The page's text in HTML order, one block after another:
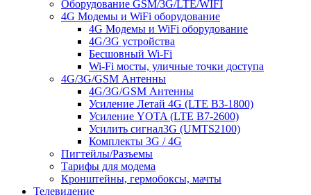
Оборудование GSM/3G/LTE/WIFI
4G Модемы и WiFi оборудование
4G Модемы и WiFi оборудование
4G/3G устройства
Бесшовный Wi-Fi
Wi-Fi мосты, уличные точки доступа
4G/3G/GSM Антенны
4G/3G/GSM Антенны
Усиление Летай 4G (LTE B3-1800)
Усиление YOTA (LTE B7-2600)
Усилить сигнал3G (UMTS2100)
Комплекты 3G / 4G
Пигтейлы/Разъемы
Тарифы для модема
Кронштейны, гермобоксы, мачты
Телевидение